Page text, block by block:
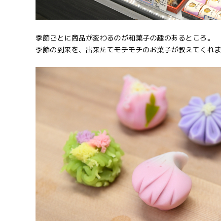
季節ごとに商品が変わるのが和菓子の趣のあるところ。
季節の到来を、出来たてモチモチのお菓子が教えてくれ